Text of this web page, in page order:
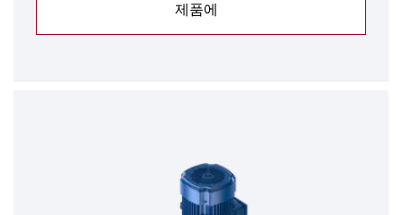
제품에